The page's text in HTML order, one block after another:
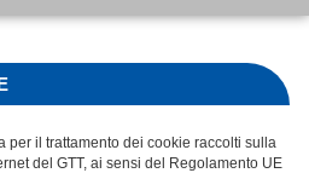
per il trattamento dei cookie raccolti sulla
del GTT, ai sensi del Regolamento UE